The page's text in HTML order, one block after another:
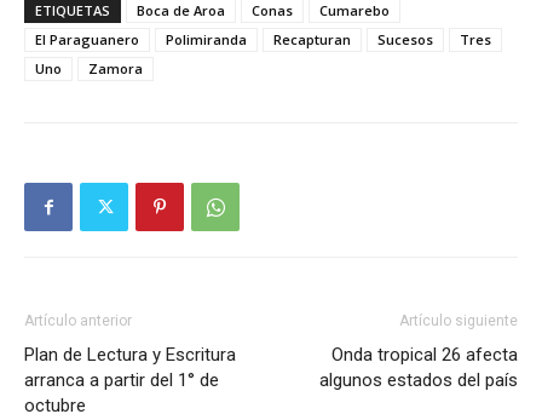
ETIQUETAS Boca de Aroa Conas
Cumarebo
El Paraguanero
Polimiranda Recapturan Sucesos
Tres
Uno
Zamora
Artículo anterior
Plan de Lectura y Escritura
arranca a partir del 1° de
octubre
Artículo siguiente
Onda tropical 26 afecta
algunos estados del país